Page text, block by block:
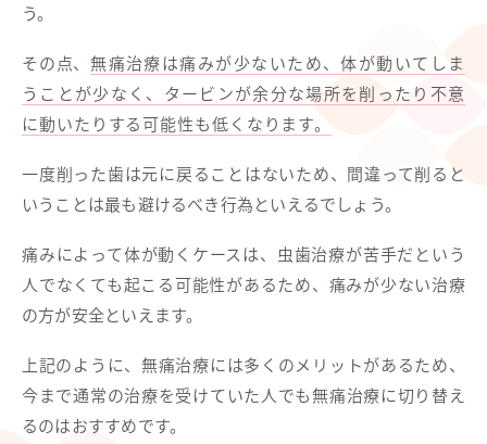
う。
その点、 無痛治療は痛みが少ないため、体が動いてしま
うことが少なく、タービンが余分な場所を削ったり不意
に動いたりする可能性も低くなります。
一度削った歯は元に戻ることはないため、間違って削ると
いうことは最も避けるべき行為といえるでしょう。
痛みによって体が動くケースは、虫歯治療が苦手だという
人でなくても起こる可能性があるため、痛みが少ない治療
の方が安全といえます。
上記のように、無痛治療には多くのメリットがあるため、
今まで通常の治療を受けていた人でも無痛治療に切り替え
るのはおすすめです。